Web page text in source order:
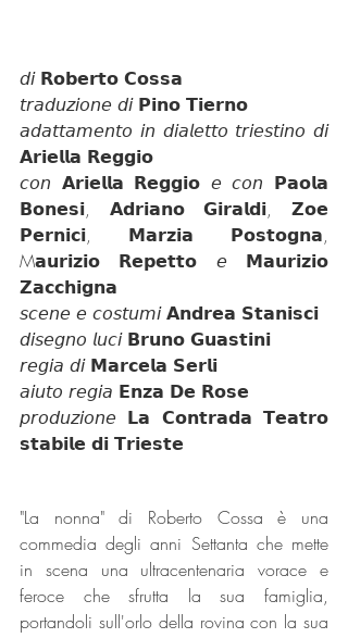
𝘥𝘪 𝗥𝗼𝗯𝗲𝗿𝘁𝗼 𝗖𝗼𝘀𝘀𝗮
𝘵𝘳𝘢𝘥𝘶𝘻𝘪𝘰𝘯𝘦 𝘥𝘪 𝗣𝗶𝗻𝗼 𝗧𝗶𝗲𝗿𝗻𝗼
𝘢𝘥𝘢𝘵𝘵𝘢𝘮𝘦𝘯𝘵𝘰 𝘪𝘯 𝘥𝘪𝘢𝘭𝘦𝘵𝘵𝘰 𝘵𝘳𝘪𝘦𝘴𝘵𝘪𝘯𝘰 𝘥𝘪
𝗔𝗿𝗶𝗲𝗹𝗹𝗮 𝗥𝗲𝗴𝗴𝗶𝗼
𝘤𝘰𝘯 𝗔𝗿𝗶𝗲𝗹𝗹𝗮 𝗥𝗲𝗴𝗴𝗶𝗼 𝘦 𝘤𝘰𝘯 𝗣𝗮𝗼𝗹𝗮
𝗕𝗼𝗻𝗲𝘀𝗶, 𝗔𝗱𝗿𝗶𝗮𝗻𝗼 𝗚𝗶𝗿𝗮𝗹𝗱𝗶, 𝗭𝗼𝗲
𝗣𝗲𝗿𝗻𝗶𝗰𝗶, 𝗠𝗮𝗿𝘇𝗶𝗮 𝗣𝗼𝘀𝘁𝗼𝗴𝗻𝗮,
M𝗮𝘂𝗿𝗶𝘇𝗶𝗼 𝗥𝗲𝗽𝗲𝘁𝘁𝗼 𝘦 𝗠𝗮𝘂𝗿𝗶𝘇𝗶𝗼
𝗭𝗮𝗰𝗰𝗵𝗶𝗴𝗻𝗮
𝘴𝘤𝘦𝘯𝘦 𝘦 𝘤𝘰𝘴𝘵𝘶𝘮𝘪 𝗔𝗻𝗱𝗿𝗲𝗮 𝗦𝘁𝗮𝗻𝗶𝘀𝗰𝗶
𝘥𝘪𝘴𝘦𝘨𝘯𝘰 𝘭𝘶𝘤𝘪 𝗕𝗿𝘂𝗻𝗼 𝗚𝘂𝗮𝘀𝘁𝗶𝗻𝗶
𝘳𝘦𝘨𝘪𝘢 𝘥𝘪 𝗠𝗮𝗿𝗰𝗲𝗹𝗮 𝗦𝗲𝗿𝗹𝗶
𝘢𝘪𝘶𝘵𝘰 𝘳𝘦𝘨𝘪𝘢 𝗘𝗻𝘇𝗮 𝗗𝗲 𝗥𝗼𝘀𝗲
𝘱𝘳𝘰𝘥𝘶𝘻𝘪𝘰𝘯𝘦 𝗟𝗮 𝗖𝗼𝗻𝘁𝗿𝗮𝗱𝗮 𝗧𝗲𝗮𝘁𝗿𝗼
𝘀𝘁𝗮𝗯𝗶𝗹𝗲 𝗱𝗶 𝗧𝗿𝗶𝗲𝘀𝘁𝗲
"La nonna" di Roberto Cossa è una
commedia degli anni Settanta che mette
in scena una ultracentenaria vorace e
feroce che sfrutta la sua famiglia,
portandoli sull'orlo della rovina con la sua